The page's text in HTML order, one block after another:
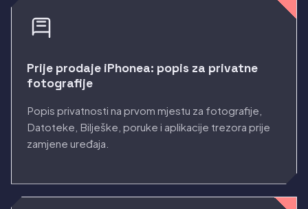
Prije prodaje iPhonea: popis za privatne
fotografije
Popis privatnosti na prvom mjestu za fotografije,
Datoteke, Bilješke, poruke i aplikacije trezora prije
zamjene uređaja.